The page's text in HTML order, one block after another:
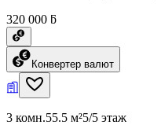
320 000 ƃ
Конвертер валют
3 комн.55.5 м²5/5 этаж